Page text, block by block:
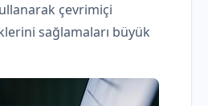
çevrimiçi
sağlamaları büyük